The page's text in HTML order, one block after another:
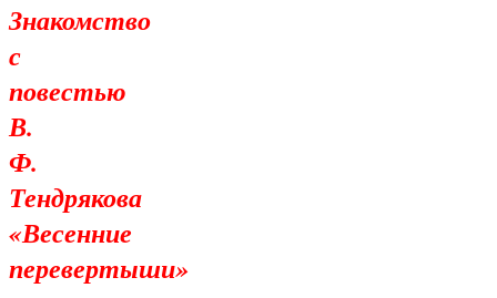
Знакомство
с
повестью
В.
Ф.
Тендрякова
«Весенние
перевертыши»